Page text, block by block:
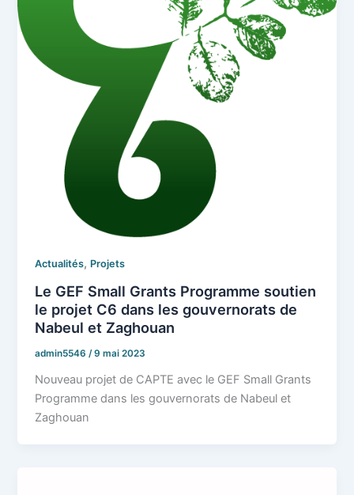
Actualités, Projets
Le GEF Small Grants Programme soutien
le projet C6 dans les gouvernorats de
Nabeul et Zaghouan
admin5546/9 mai 2023
Nouveau projet de CAPTE avec le GEF Small Grants
Programme dans les gouvernorats de Nabeul et
Zaghouan